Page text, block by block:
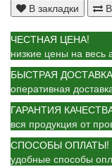
В закладки
ЧЕСТНАЯ ЦЕНА!
низкие цены на весь
БЫСТРАЯ
оперативная
ГАРАНТИЯ
вся продукция от
СПОСОБЫ ОПЛАТЫ!
удобные способы